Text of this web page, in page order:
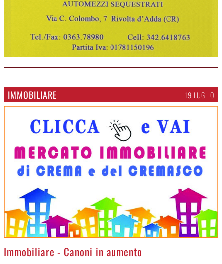
IMMOBILIARE 19 LUGLIO
>Immobiliare - Canoni in aumento